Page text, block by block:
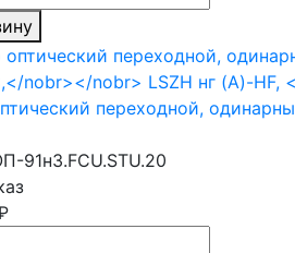
переходной,